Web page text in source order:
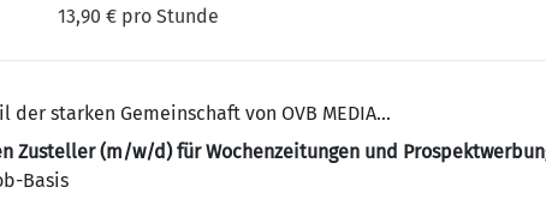
13,90 € pro Stunde
der starken Gemeinschaft von OVB MEDIA...
Zusteller (m/w/d) für Wochenzeitungen und
Basis